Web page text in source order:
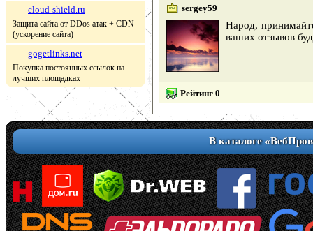
cloud-shield.ru
Защита сайта от DDos атак + CDN
(ускорение сайта)
gogetlinks.net
Покупка постоянных ссылок на
лучших площадках
sergey59
Народ,
ваших отзывов
Рейтинг 0
В каталоге